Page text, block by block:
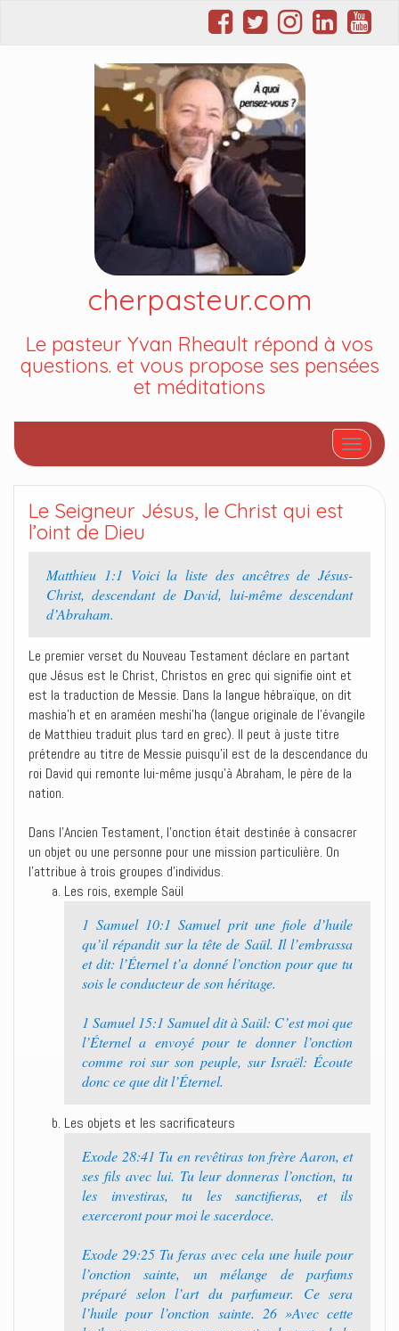
cherpasteur.com
Le pasteur Yvan Rheault répond à vos
questions. et vous propose ses pensées
et méditations
Afficher/
Le Seigneur Jésus, le Christ qui est
l’oint de Dieu
Matthieu 1:1 Voici la liste des ancêtres de Jésus-
Christ, descendant de David, lui-même descendant
d’Abraham.
Le premier verset du Nouveau Testament déclare en partant
que Jésus est le Christ, Christos en grec qui signifie oint et
est la traduction de Messie. Dans la langue hébraïque, on dit
mashia’h et en araméen meshi’ha (langue originale de l’évangile
de Matthieu traduit plus tard en grec). Il peut à juste titre
prétendre au titre de Messie puisqu’il est de la descendance du
roi David qui remonte lui-même jusqu’à Abraham, le père de la
nation.
Dans l’Ancien Testament, l’onction était destinée à consacrer
un objet ou une personne pour une mission particulière. On
l’attribue à trois groupes d’individus.
Les rois, exemple Saül
1 Samuel 10:1 Samuel prit une fiole d’huile
qu’il répandit sur la tête de Saül. Il l’embrassa
et dit: l’Éternel t’a donné l’onction pour que tu
sois le conducteur de son héritage.
1 Samuel 15:1 Samuel dit à Saül: C’est moi que
l’Éternel a envoyé pour te donner l’onction
comme roi sur son peuple, sur Israël: Écoute
donc ce que dit l’Éternel.
Les objets et les sacrificateurs
Exode 28:41 Tu en revêtiras ton frère Aaron, et
ses fils avec lui. Tu leur donneras l’onction, tu
les investiras, tu les sanctifieras, et ils
exerceront pour moi le sacerdoce.
Exode 29:25 Tu feras avec cela une huile pour
l’onction sainte, un mélange de parfums
préparé selon l’art du parfumeur. Ce sera
l’huile pour l’onction sainte. 26 »Avec cette